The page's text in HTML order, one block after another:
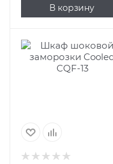
В корзину
Подпись к товару
встроенный
агрегат; от 70 до 3
60х40 см; 380 В